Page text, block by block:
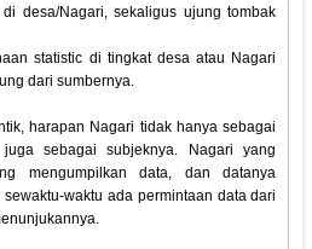
desa/Nagari, sekaligus ujung tombak
statistic di tingkat desa atau Nagari
dari sumbernya.
harapan Nagari tidak hanya sebagai
sebagai subjeknya. Nagari yang
mengumpilkan data, dan datanya
waktu ada permintaan data dari